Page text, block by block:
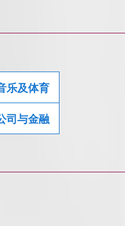
乐及体育
司与金融